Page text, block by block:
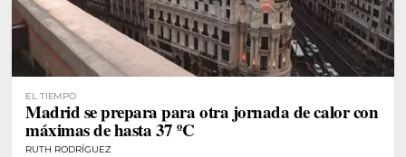
EL TIEMPO
Madrid se prepara para otra jornada de calor con
máximas de hasta 37 ºC
RUTH RODRÍGUEZ